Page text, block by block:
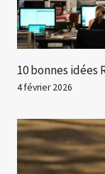
10 bonnes idées
4 février 2026